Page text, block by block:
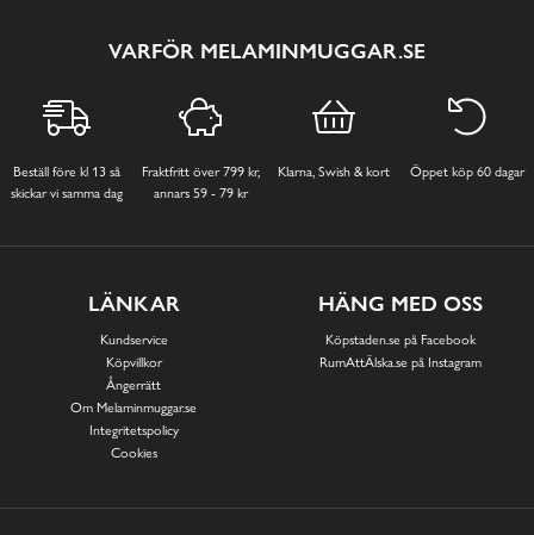
VARFÖR MELAMINMUGGAR.SE
Beställ före kl 13 så
skickar vi samma dag
Fraktfritt över 799 kr,
annars 59 - 79 kr
Klarna, Swish & kort Öppet köp 60 dagar
LÄNKAR
Kundservice
Köpvillkor
Ångerrätt
Om Melaminmuggar.se
Integritetspolicy
Cookies
HÄNG MED OSS
Köpstaden.se på Facebook
RumAttÄlska.se på Instagram